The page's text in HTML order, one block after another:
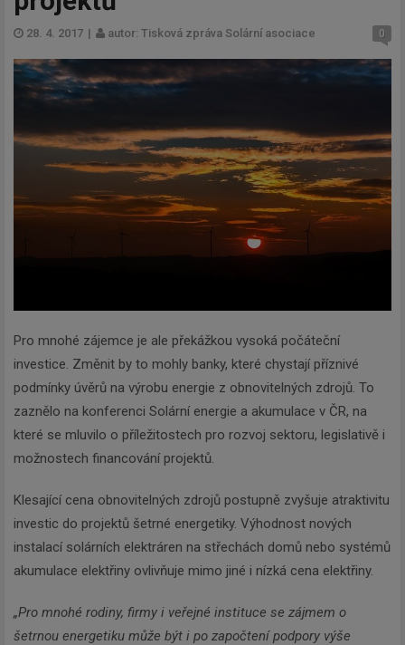
28. 4. 2017 | autor: Tisková zpráva Solární asociace 0
Pro mnohé zájemce je ale překážkou vysoká počáteční
investice. Změnit by to mohly banky, které chystají příznivé
podmínky úvěrů na výrobu energie z obnovitelných zdrojů. To
zaznělo na konferenci Solární energie a akumulace v ČR, na
které se mluvilo o příležitostech pro rozvoj sektoru, legislativě i
možnostech financování projektů.
Klesající cena obnovitelných zdrojů postupně zvyšuje atraktivitu
investic do projektů šetrné energetiky. Výhodnost nových
instalací solárních elektráren na střechách domů nebo systémů
akumulace elektřiny ovlivňuje mimo jiné i nízká cena elektřiny.
„Pro mnohé rodiny, firmy i veřejné instituce se zájmem o
šetrnou energetiku může být i po započtení podpory výše